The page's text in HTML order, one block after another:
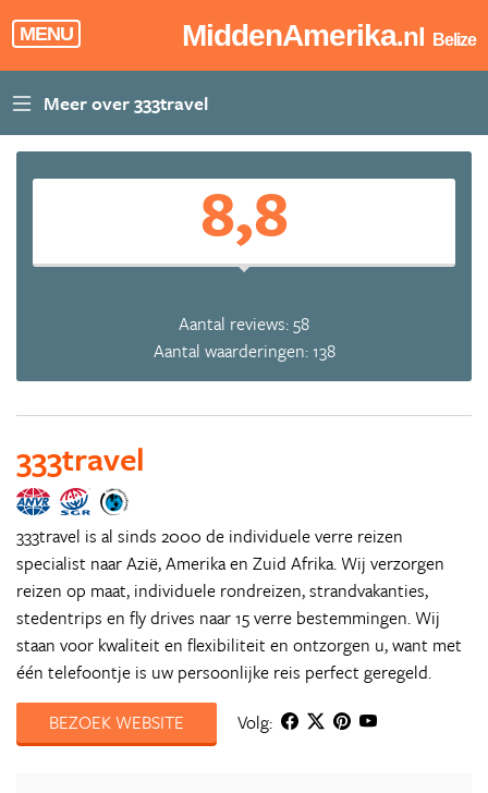
MENU MiddenAmerika.nl Belize
8,8
Aantal reviews: 58
Aantal waarderingen: 138
333travel
333travel is al sinds 2000 de individuele verre reizen
specialist naar Azië, Amerika en Zuid Afrika. Wij verzorgen
reizen op maat, individuele rondreizen, strandvakanties,
stedentrips en fly drives naar 15 verre bestemmingen. Wij
staan voor kwaliteit en flexibiliteit en ontzorgen u, want met
één telefoontje is uw persoonlijke reis perfect geregeld.
BEZOEK WEBSITE
Volg: